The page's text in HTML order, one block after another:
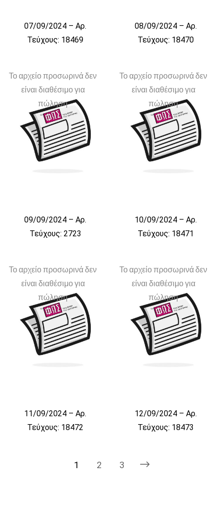
07/09/2024 – Αρ.
Τεύχους: 18469
08/09/2024 – Αρ.
Τεύχους: 18470
Το αρχείο προσωρινά δεν
είναι διαθέσιμο για
πώληση
09/09/2024 – Αρ.
Τεύχους: 2723
Το αρχείο προσωρινά δεν
είναι διαθέσιμο για
πώληση
10/09/2024 – Αρ.
Τεύχους: 18471
Το αρχείο προσωρινά δεν
είναι διαθέσιμο για
πώληση
11/09/2024 – Αρ.
Τεύχους: 18472
Το αρχείο προσωρινά δεν
είναι διαθέσιμο για
πώληση
12/09/2024 – Αρ.
Τεύχους: 18473
1 2 3